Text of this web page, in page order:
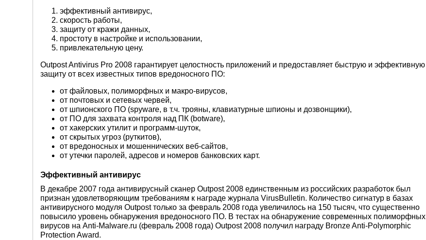
эффективный антивирус,
скорость работы,
защиту от кражи данных,
простоту в настройке и использовании,
привлекательную цену.
Outpost Antivirus Pro 2008 гарантирует целостность приложений и предоставляет быструю и эффективную
защиту от всех известных типов вредоносного ПО:
от файловых, полиморфных и макро-вирусов,
от почтовых и сетевых червей,
от шпионского ПО (spyware, в т.ч. трояны, клавиатурные шпионы и дозвонщики),
от ПО для захвата контроля над ПК (botware),
от хакерских утилит и программ-шуток,
от скрытых угроз (руткитов),
от вредоносных и мошеннических веб-сайтов,
от утечки паролей, адресов и номеров банковских карт.
Эффективный антивирус
В декабре 2007 года антивирусный сканер Outpost 2008 единственным из российских разработок был
признан удовлетворяющим требованиям к награде журнала VirusBulletin. Количество сигнатур в базах
антивирусного модуля Outpost только за февраль 2008 года увеличилось на 150 тысяч, что существенно
повысило уровень обнаружения вредоносного ПО. В тестах на обнаружение современных полиморфных
вирусов на Anti-Malware.ru (февраль 2008 года) Outpost 2008 получил награду Bronze Anti-Polymorphic
Protection Award.